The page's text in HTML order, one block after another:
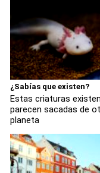
¿Sabías que existen?
Estas criaturas
parecen sacadas de
planeta